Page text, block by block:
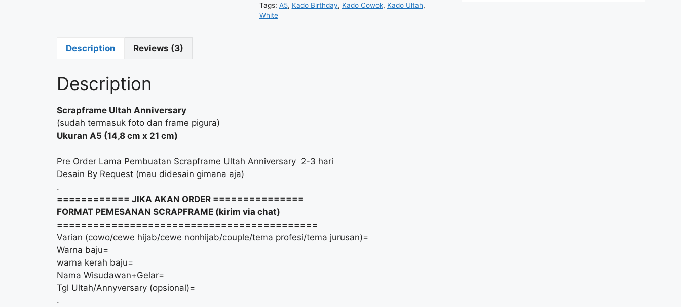
Tags: A5, Kado Birthday, Kado Cowok, Kado Ultah,
White
Description Reviews (3)
Description
Scrapframe Ultah Anniversary
(sudah termasuk foto dan frame pigura)
Ukuran A5 (14,8 cm x 21 cm)
Pre Order Lama Pembuatan Scrapframe Ultah Anniversary 2-3 hari
Desain By Request (mau didesain gimana aja)
.
============ JIKA AKAN ORDER ===============
FORMAT PEMESANAN SCRAPFRAME (kirim via chat)
===========================================
Varian (cowo/cewe hijab/cewe nonhijab/couple/tema profesi/tema jurusan)=
Warna baju=
warna kerah baju=
Nama Wisudawan+Gelar=
Tgl Ultah/Annyversary (opsional)=
.